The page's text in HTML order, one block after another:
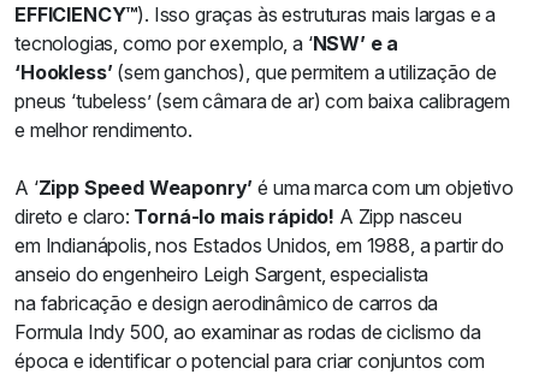
EFFICIENCY™). Isso graças às estruturas mais largas e a
tecnologias, como por exemplo, a ‘NSW’ e a
‘Hookless’ (sem ganchos), que permitem a utilização de
pneus ‘tubeless’ (sem câmara de ar) com baixa calibragem
e melhor rendimento.
A ‘Zipp Speed Weaponry’ é uma marca com um objetivo
direto e claro: Torná-lo mais rápido! A Zipp nasceu
em Indianápolis, nos Estados Unidos, em 1988, a partir do
anseio do engenheiro Leigh Sargent, especialista
na fabricação e design aerodinâmico de carros da
Formula Indy 500, ao examinar as rodas de ciclismo da
época e identificar o potencial para criar conjuntos com